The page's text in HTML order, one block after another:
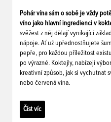
Pohár vína sám o sobě je vždy
víno jako hlavní ingredienci v
svěžest z něj dělají vynikající
nápoje. Ať už upřednostňujete
pepře, pro každou příležitost
po výrazné. Koktejly, nabízejí
kreativní způsob, jak si vychutnat
nebo červená vína.
Číst víc